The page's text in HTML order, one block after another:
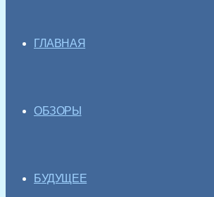
ГЛАВНАЯ
ОБЗОРЫ
БУДУЩЕЕ